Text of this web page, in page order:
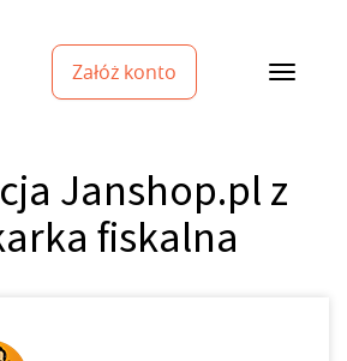
Załóż konto
Janshop.pl z
fiskalna